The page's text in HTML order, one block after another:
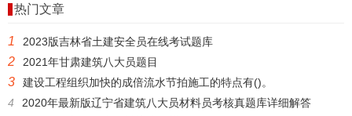
热门文章
1 2023版吉林省土建安全员在线考试题库
2 2021年甘肃建筑八大员题目
3
建设工程组织加快的成倍流水节拍施工的特点有()。
4
2020年最新版辽宁省建筑八大员材料员考核真题库详细解答